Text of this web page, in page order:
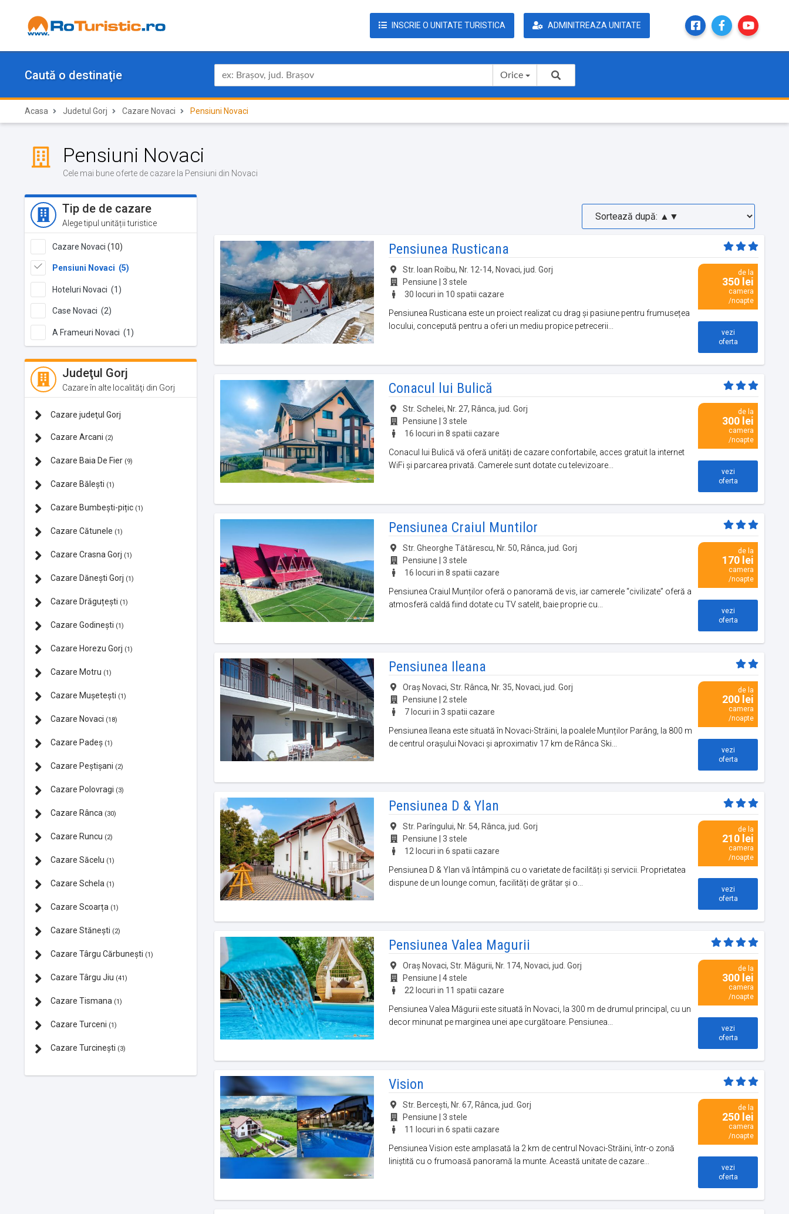
INSCRIE O UNITATE TURISTICA ADMINITREAZA UNITATE
Caută o destinaţie Orice
Acasa Judetul Gorj Cazare Novaci Pensiuni Novaci
Pensiuni Novaci
Cele mai bune oferte de cazare la Pensiuni din Novaci
Tip de de cazare
Alege tipul unității turistice
Cazare Novaci (10)
Pensiuni Novaci (5)
Hoteluri Novaci (1)
Case Novaci (2)
A Frameuri Novaci (1)
Judeţul Gorj
Cazare în alte localităţi din Gorj
Cazare judeţul Gorj
Cazare Arcani (2)
Cazare Baia De Fier (9)
Cazare Bălești (1)
Cazare Bumbești-pițic (1)
Cazare Cătunele (1)
Cazare Crasna Gorj (1)
Cazare Dănești Gorj (1)
Cazare Drăguțești (1)
Cazare Godinești (1)
Cazare Horezu Gorj (1)
Cazare Motru (1)
Cazare Mușetești (1)
Cazare Novaci (18)
Cazare Padeș (1)
Cazare Peștișani (2)
Cazare Polovragi (3)
Cazare Rânca (30)
Cazare Runcu (2)
Cazare Săcelu (1)
Cazare Schela (1)
Cazare Scoarța (1)
Cazare Stănești (2)
Cazare Târgu Cărbunești (1)
Cazare Târgu Jiu (41)
Cazare Tismana (1)
Cazare Turceni (1)
Cazare Turcinești (3)
Pensiunea Rusticana
Str. Ioan Roibu, Nr. 12-14, Novaci, jud. Gorj
Pensiune | 3 stele
30 locuri in 10 spatii cazare
Pensiunea Rusticana este un proiect realizat cu drag și pasiune pentru frumusețea
locului, concepută pentru a oferi un mediu propice petrecerii...
de la
350 lei
camera
/noapte
vezi
oferta
Conacul lui Bulică
Str. Schelei, Nr. 27, Rânca, jud. Gorj
Pensiune | 3 stele
16 locuri in 8 spatii cazare
Conacul lui Bulică vă oferă unități de cazare confortabile, acces gratuit la internet
WiFi și parcarea privată. Camerele sunt dotate cu televizoare...
de la
300 lei
camera
/noapte
vezi
oferta
Pensiunea Craiul Muntilor
Str. Gheorghe Tătărescu, Nr. 50, Rânca, jud. Gorj
Pensiune | 3 stele
16 locuri in 8 spatii cazare
Pensiunea Craiul Munților oferă o panoramă de vis, iar camerele “civilizate” oferă a
atmosferă caldă fiind dotate cu TV satelit, baie proprie cu...
de la
170 lei
camera
/noapte
vezi
oferta
Pensiunea Ileana
Oraş Novaci, Str. Rânca, Nr. 35, Novaci, jud. Gorj
Pensiune | 2 stele
7 locuri in 3 spatii cazare
Pensiunea Ileana este situată în Novaci-Străini, la poalele Munților Parâng, la 800 m
de centrul orașului Novaci și aproximativ 17 km de Rânca Ski...
de la
200 lei
camera
/noapte
vezi
oferta
Pensiunea D & Ylan
Str. Parîngului, Nr. 54, Rânca, jud. Gorj
Pensiune | 3 stele
12 locuri in 6 spatii cazare
Pensiunea D & Ylan vă întâmpină cu o varietate de facilități și servicii. Proprietatea
dispune de un lounge comun, facilități de grătar și o...
de la
210 lei
camera
/noapte
vezi
oferta
Pensiunea Valea Magurii
Oraș Novaci, Str. Măgurii, Nr. 174, Novaci, jud. Gorj
Pensiune | 4 stele
22 locuri in 11 spatii cazare
Pensiunea Valea Măgurii este situată în Novaci, la 300 m de drumul principal, cu un
decor minunat pe marginea unei ape curgătoare. Pensiunea...
de la
300 lei
camera
/noapte
vezi
oferta
Vision
Str. Bercești, Nr. 67, Rânca, jud. Gorj
Pensiune | 3 stele
11 locuri in 6 spatii cazare
Pensiunea Vision este amplasată la 2 km de centrul Novaci-Străini, într-o zonă
liniștită cu o frumoasă panoramă la munte. Această unitate de cazare...
de la
250 lei
camera
/noapte
vezi
oferta